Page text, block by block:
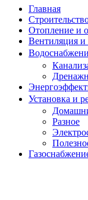
Главная
Отопление и
Вентиляция
Установка и
Разное